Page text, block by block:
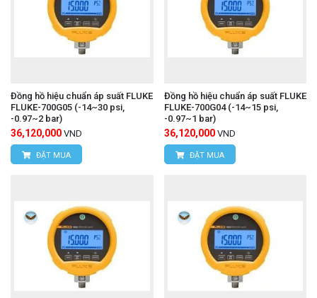
Đồng hồ hiệu chuẩn áp suất FLUKE
FLUKE-700G05 (-14~30 psi,
-0.97~2 bar)
36,120,000 VND
ĐẶT MUA
Đồng hồ hiệu chuẩn áp suất FLUKE
FLUKE-700G04 (-14~15 psi,
-0.97~1 bar)
36,120,000 VND
ĐẶT MUA